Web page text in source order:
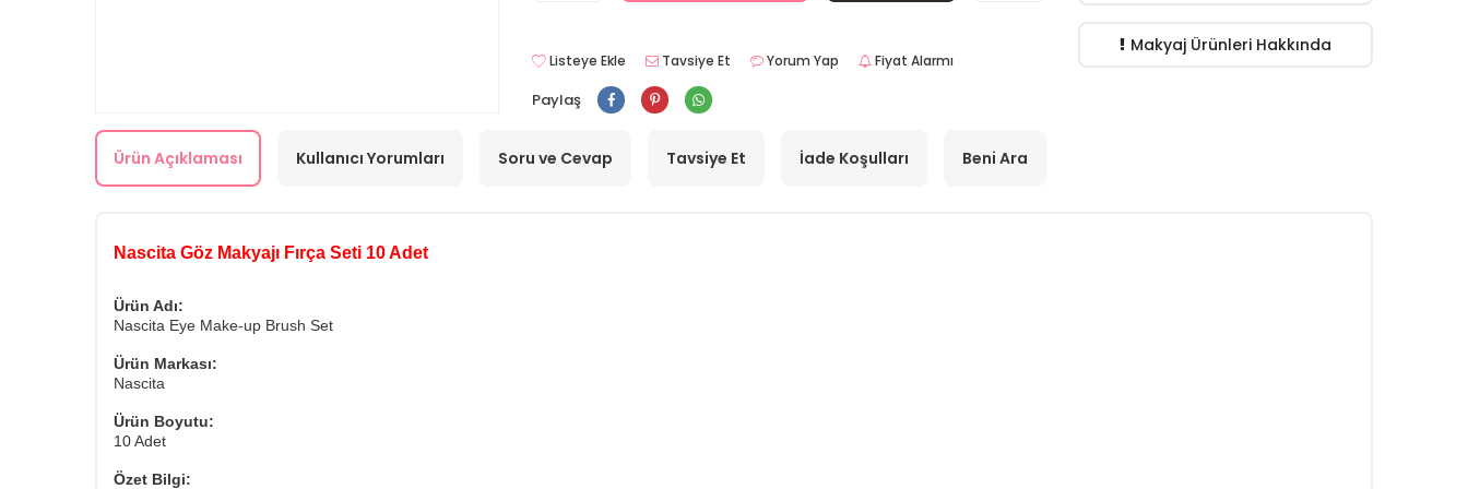
Listeye Ekle Tavsiye Et Yorum Yap Fiyat Alarmı
Paylaş
ml279.50 TL!
149.90 TL!
Makyaj Ürünleri Hakkında
Ürün Açıklaması Kullanıcı Yorumları Soru ve Cevap Tavsiye Et İade Koşulları Beni Ara
Nascita Göz Makyajı Fırça Seti 10 Adet
Ürün Adı:
Nascita Eye Make-up Brush Set
Ürün Markası:
Nascita
Ürün Boyutu:
10 Adet
Özet Bilgi: